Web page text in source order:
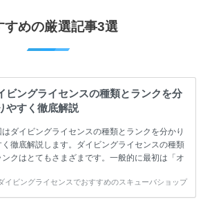
すめの厳選記事3選
ビングライセンスの種類とランクを分
やすく徹底解説
はダイビングライセンスの種類とランクを分かり
く徹底解説します。ダイビングライセンスの種類
ンクはとてもさまざまです。一般的に最初は「オ
ダイビングのライセンスカードはダイビングの教
関もしくは指導団体が発行しています。教育機関
イビングライセンスでおすすめのスキューバショップ